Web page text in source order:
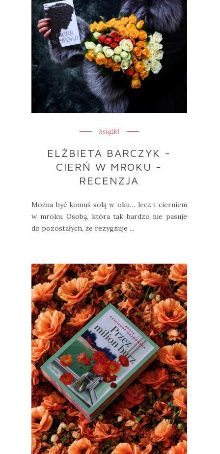
książki
ELŻBIETA BARCZYK -
CIERŃ W MROKU -
RECENZJA
Można być komuś solą w oku… lecz i cierniem
w mroku. Osobą, która tak bardzo nie pasuje
do pozostałych, że rezygnuje ...